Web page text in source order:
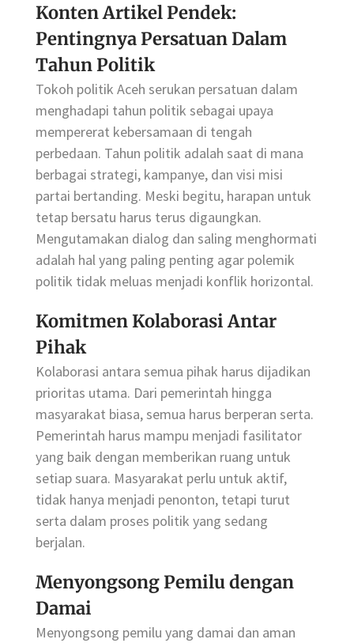
Konten Artikel Pendek:
Pentingnya Persatuan Dalam
Tahun Politik
Tokoh politik Aceh serukan persatuan dalam
menghadapi tahun politik sebagai upaya
mempererat kebersamaan di tengah
perbedaan. Tahun politik adalah saat di mana
berbagai strategi, kampanye, dan visi misi
partai bertanding. Meski begitu, harapan untuk
tetap bersatu harus terus digaungkan.
Mengutamakan dialog dan saling menghormati
adalah hal yang paling penting agar polemik
politik tidak meluas menjadi konflik horizontal.
Komitmen Kolaborasi Antar
Pihak
Kolaborasi antara semua pihak harus dijadikan
prioritas utama. Dari pemerintah hingga
masyarakat biasa, semua harus berperan serta.
Pemerintah harus mampu menjadi fasilitator
yang baik dengan memberikan ruang untuk
setiap suara. Masyarakat perlu untuk aktif,
tidak hanya menjadi penonton, tetapi turut
serta dalam proses politik yang sedang
berjalan.
Menyongsong Pemilu dengan
Damai
Menyongsong pemilu yang damai dan aman